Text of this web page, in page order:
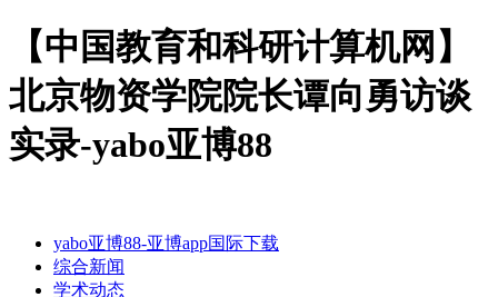
【中国教育和科研计算机网】
北京物资学院院长谭向勇访谈
实录-yabo亚博88
yabo亚博88-亚博app国际下载
综合新闻
学术动态